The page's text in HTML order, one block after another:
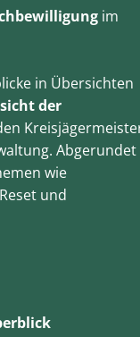
im
in Übersichten
der
Abgerundet
wie
und